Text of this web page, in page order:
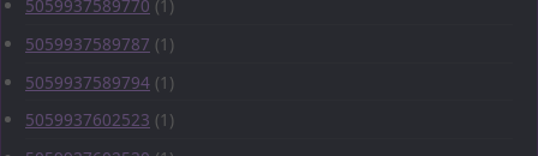
5059937589770 (1)
5059937589787 (1)
5059937589794 (1)
5059937602523 (1)